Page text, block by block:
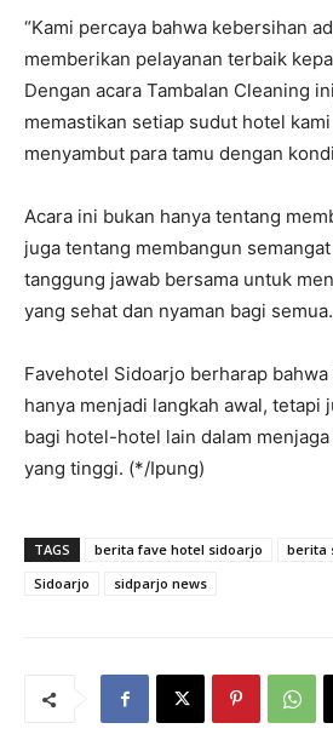
“Kami percaya bahwa kebersihan
memberikan pelayanan terbaik
Dengan acara Tambalan Cleaning
memastikan setiap sudut hotel
menyambut para tamu dengan
Acara ini bukan hanya tentang
juga tentang membangun
tanggung jawab bersama untuk
yang sehat dan nyaman bagi semua.
Favehotel Sidoarjo berharap
hanya menjadi langkah awal, tetapi
bagi hotel-hotel lain dalam
yang tinggi. (*/Ipung)
TAGS berita fave hotel sidoarjo berita
Sidoarjo
sidparjo news